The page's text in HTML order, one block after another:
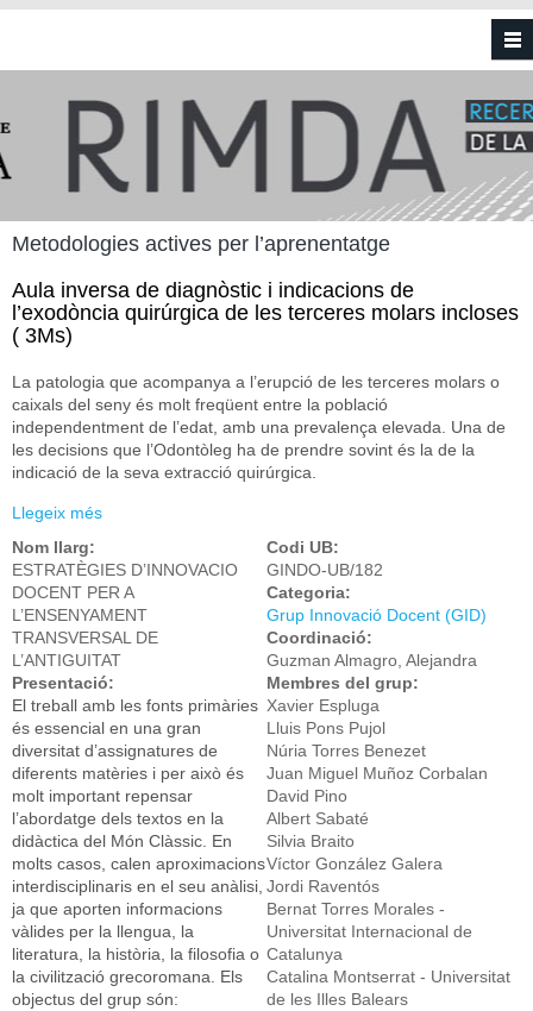
Vés al contingut
Metodologies actives per l’aprenentatge
Aula inversa de diagnòstic i indicacions de
l’exodòncia quirúrgica de les terceres molars incloses
( 3Ms)
La patologia que acompanya a l’erupció de les terceres molars o
caixals del seny és molt freqüent entre la població
independentment de l’edat, amb una prevalença elevada. Una de
les decisions que l’Odontòleg ha de prendre sovint és la de la
indicació de la seva extracció quirúrgica.
Llegeix més
Nom llarg:
ESTRATÈGIES D’INNOVACIO
DOCENT PER A
L’ENSENYAMENT
TRANSVERSAL DE
L’ANTIGUITAT
Presentació:
El treball amb les fonts primàries
és essencial en una gran
diversitat d’assignatures de
diferents matèries i per això és
molt important repensar
l’abordatge dels textos en la
didàctica del Món Clàssic. En
molts casos, calen aproximacions
interdisciplinaris en el seu anàlisi,
ja que aporten informacions
vàlides per la llengua, la
literatura, la història, la filosofia o
la civilització grecoromana. Els
objectus del grup són:
Codi UB:
GINDO-UB/182
Categoria:
Grup Innovació Docent (GID)
Coordinació:
Guzman Almagro, Alejandra
Membres del grup:
Xavier Espluga
Lluis Pons Pujol
Núria Torres Benezet
Juan Miguel Muñoz Corbalan
David Pino
Albert Sabaté
Silvia Braito
Víctor González Galera
Jordi Raventós
Bernat Torres Morales -
Universitat Internacional de
Catalunya
Catalina Montserrat - Universitat
de les Illes Balears